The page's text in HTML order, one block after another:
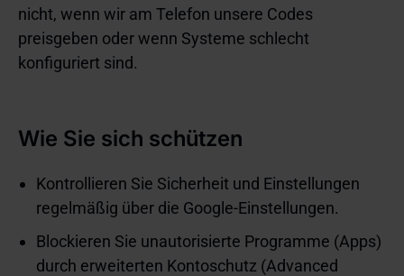
nicht, wenn wir am Telefon unsere Codes
preisgeben oder wenn Systeme schlecht
konfiguriert sind.
Wie Sie sich schützen
Kontrollieren Sie Sicherheit und Einstellungen
regelmäßig über die Google-Einstellungen.
Blockieren Sie unautorisierte Programme (Apps)
durch erweiterten Kontoschutz (Advanced